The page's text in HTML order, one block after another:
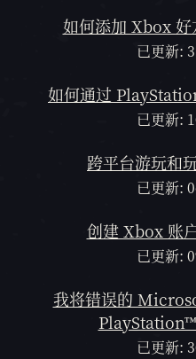
如何添加 Xbox
已更新:
如何通过
已更新:
跨平台游玩和
已更新:
创建 Xbox 账
已更新:
我将错误的
已更新: